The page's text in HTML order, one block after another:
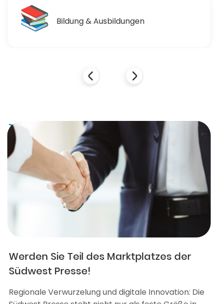
🛒 Einzelhandel & Einkaufen
Werden Sie Teil des Marktplatzes der
Südwest Presse!
Regionale Verwurzelung und digitale Innovation: Die